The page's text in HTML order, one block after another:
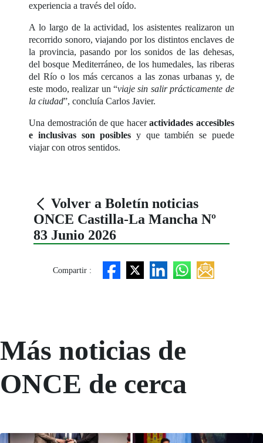
experiencia a través del oído.
A lo largo de la actividad, los asistentes realizaron un
recorrido sonoro, viajando por los distintos enclaves de
la provincia, pasando por los sonidos de las dehesas,
del bosque Mediterráneo, de los humedales, las riberas
del Río o los más cercanos a las zonas urbanas y, de
este modo, realizar un “viaje sin salir prácticamente de
la ciudad”, concluía Carlos Javier.
Una demostración de que haceractividades accesibles
e inclusivas son posibles y que también se puede
viajar con otros sentidos.
Volver a Boletín noticias
ONCE Castilla-La Mancha Nº
83 Junio 2026
Compartir :
Más noticias de
ONCE de cerca